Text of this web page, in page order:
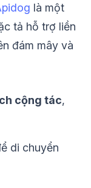
là một
tả hỗ trợ liền
đám mây và
cộng tác,
di chuyển